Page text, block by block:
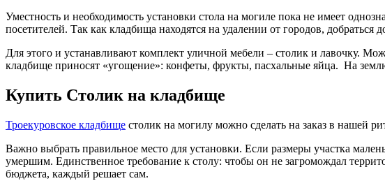
Уместность и необходимость установки стола на могиле пока не имеет
посетителей. Так как кладбища находятся на удалении от городов,
Для этого и устанавливают комплект уличной мебели – столик и лавочку.
кладбище приносят «угощение»: конфеты, фрукты, пасхальные яйца. На
Купить Столик на кладбище
Троекуровское кладбище столик на могилу можно сделать на заказ в нашей
Важно выбрать правильное место для установки. Если размеры участка
умершим. Единственное требование к столу: чтобы он не загромождал
бюджета, каждый решает сам.